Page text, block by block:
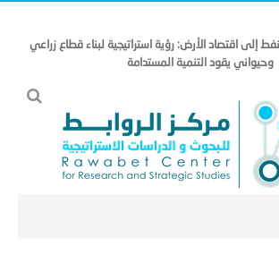
إلى اقتصاد الأرض: رؤية استراتيجية لبناء قطاع زراعي
وحيواني يقود التنمية المستدامة